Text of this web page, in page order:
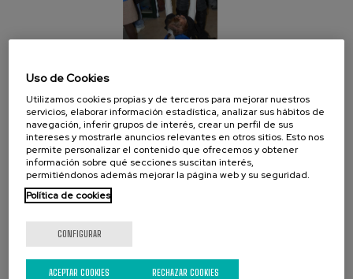
Uso de Cookies
Utilizamos cookies propias y de terceros para mejorar nuestros
servicios, elaborar información estadística, analizar sus hábitos de
navegación, inferir grupos de interés, crear un perfil de sus
intereses y mostrarle anuncios relevantes en otros sitios. Esto nos
permite personalizar el contenido que ofrecemos y obtener
información sobre qué secciones suscitan interés,
permitiéndonos además mejorar la página web y su seguridad.
Política de cookies
CONFIGURAR
RECHAZAR COOKIES
ACEPTAR COOKIES